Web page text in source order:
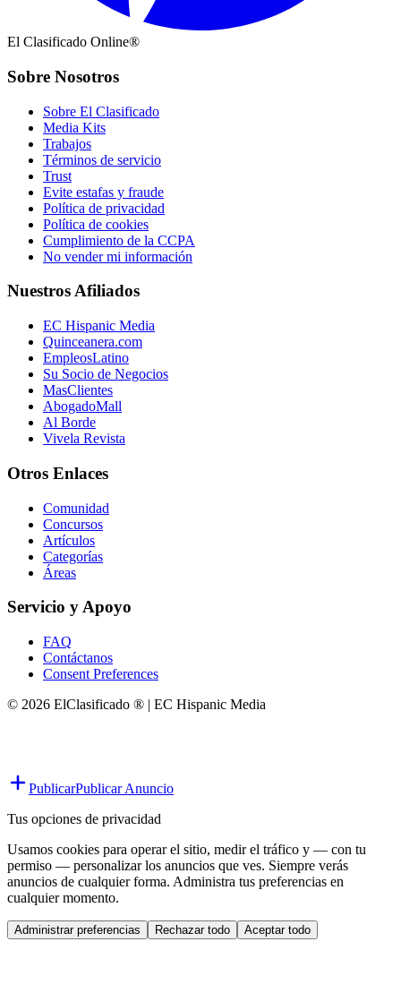
El Clasificado Online®
Sobre Nosotros
Sobre El Clasificado
Media Kits
Trabajos
Términos de servicio
Trust
Evite estafas y fraude
Política de privacidad
Política de cookies
Cumplimiento de la CCPA
No vender mi información
Nuestros Afiliados
EC Hispanic Media
Quinceanera.com
EmpleosLatino
Su Socio de Negocios
MasClientes
AbogadoMall
Al Borde
Vivela Revista
Otros Enlaces
Comunidad
Concursos
Artículos
Categorías
Áreas
Servicio y Apoyo
FAQ
Contáctanos
Consent Preferences
© 2026 ElClasificado ® | EC Hispanic Media
PublicarPublicar Anuncio
Tus opciones de privacidad
Usamos cookies para operar el sitio, medir el tráfico y — con tu
permiso — personalizar los anuncios que ves. Siempre verás
anuncios de cualquier forma. Administra tus preferencias en
cualquier momento.
Administrar preferencias Rechazar todo Aceptar todo